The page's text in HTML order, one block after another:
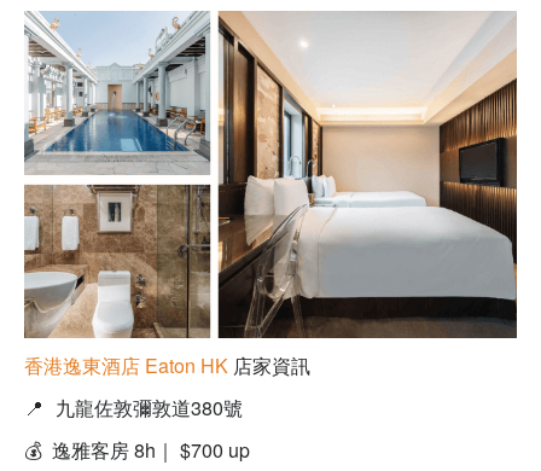
香港逸東酒店 Eaton HK 店家資訊
📍 九龍佐敦彌敦道380號
💰 逸雅客房 8h｜ $700 up